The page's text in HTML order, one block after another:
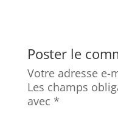
Poster le
Votre adresse e-
Les champs
avec *